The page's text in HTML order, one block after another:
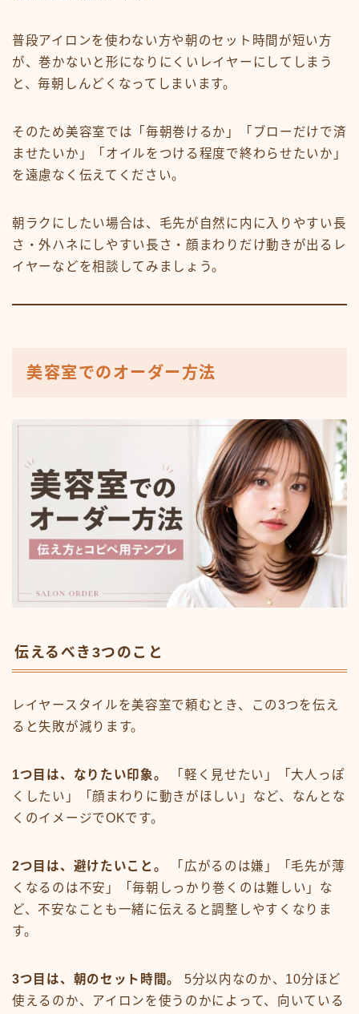
普段アイロンを使わない方や朝のセット時間が短い方
が、巻かないと形になりにくいレイヤーにしてしまう
と、毎朝しんどくなってしまいます。
そのため美容室では「毎朝巻けるか」「ブローだけで済
ませたいか」「オイルをつける程度で終わらせたいか」
を遠慮なく伝えてください。
朝ラクにしたい場合は、毛先が自然に内に入りやすい長
さ・外ハネにしやすい長さ・顔まわりだけ動きが出るレ
イヤーなどを相談してみましょう。
美容室でのオーダー方法
伝えるべき3つのこと
レイヤースタイルを美容室で頼むとき、この3つを伝え
ると失敗が減ります。
1つ目は、なりたい印象。
「軽く見せたい」「大人っぽ
くしたい」「顔まわりに動きがほしい」など、なんとな
くのイメージでOKです。
2つ目は、避けたいこと。
「広がるのは嫌」「毛先が薄
くなるのは不安」「毎朝しっかり巻くのは難しい」な
ど、不安なことも一緒に伝えると調整しやすくなりま
す。
3つ目は、朝のセット時間。
5分以内なのか、10分ほど
使えるのか、アイロンを使うのかによって、向いている